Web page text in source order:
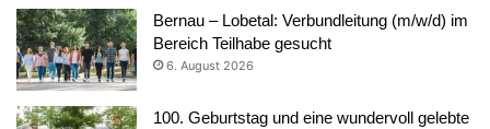
Bernau – Lobetal: Verbundleitung (m/w/d) im
Bereich Teilhabe gesucht
6. August 2026
100. Geburtstag und eine wundervoll gelebte